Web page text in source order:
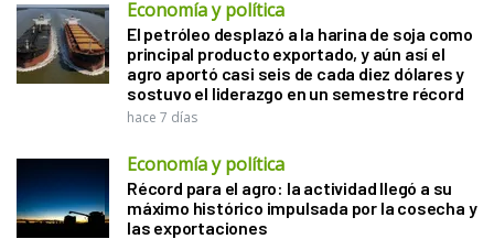
Economía y política
El petróleo desplazó a la harina de soja como
principal producto exportado, y aún así el
agro aportó casi seis de cada diez dólares y
sostuvo el liderazgo en un semestre récord
hace 7 días
Economía y política
Récord para el agro: la actividad llegó a su
máximo histórico impulsada por la cosecha y
las exportaciones